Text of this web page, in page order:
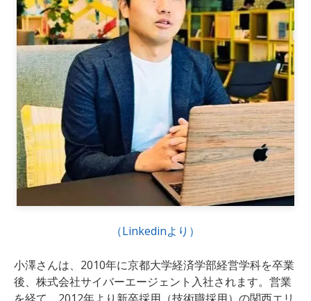
（Linkedinより）
小澤さんは、2010年に京都大学経済学部経営学科を卒業
後、株式会社サイバーエージェント入社されます。営業